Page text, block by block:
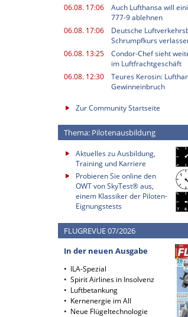
06.08. 17:06
Auch Lufthansa will
777-9 ablehnen
06.08. 17:06
Deutsche
Schrumpfkurs
06.08. 13:25
Condor-Chef sieht
im Luftfrachtgeschäft
06.08. 12:30
Teures Kerosin:
Gewinneinbruch
Zur Community Startseite
Thema: Pilotenausbildung
Aktuelles zu Ausbildung,
Training und Karriere
Probieren Sie online den
OWT von SkyTest® aus,
einem Klassiker der Piloten-
Eignungstests
FLUGREVUE 07/2026
In der neuen Ausgabe
• ILA-Spezial
• Spirit Airlines in Insolvenz
• Luftbetankung
• Kernenergie im All
• Neue Flügeltechnologie